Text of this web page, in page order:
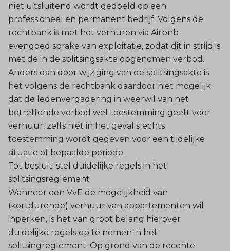
niet uitsluitend wordt gedoeld op een
professioneel en permanent bedrijf. Volgens de
rechtbank is met het verhuren via Airbnb
evengoed sprake van exploitatie, zodat dit in strijd is
met de in de splitsingsakte opgenomen verbod.
Anders dan door wijziging van de splitsingsakte is
het volgens de rechtbank daardoor niet mogelijk
dat de ledenvergadering in weerwil van het
betreffende verbod wel toestemming geeft voor
verhuur, zelfs niet in het geval slechts
toestemming wordt gegeven voor een tijdelijke
situatie of bepaalde periode.
Tot besluit: stel duidelijke regels in het
splitsingsreglement
Wanneer een VvE de mogelijkheid van
(kortdurende) verhuur van appartementen wil
inperken, is het van groot belang hierover
duidelijke regels op te nemen in het
splitsingreglement. Op grond van de recente